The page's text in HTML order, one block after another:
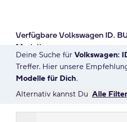
ab - € monatlich.
Verfügbare Volkswagen ID.
Modelle
9 Angebote für Deine Suche
Deine Suche für Volkswagen:
Treffer. Hier unsere
Modelle für Dich.
Alternativ kannst Du Alle